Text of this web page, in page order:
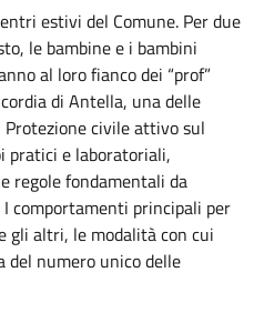
estivi del Comune. Per due
le bambine e i bambini
al loro fianco dei “prof”
di Antella, una delle
civile attivo sul
pratici e laboratoriali,
regole fondamentali da
comportamenti principali per
gli altri, le modalità con cui
del numero unico delle